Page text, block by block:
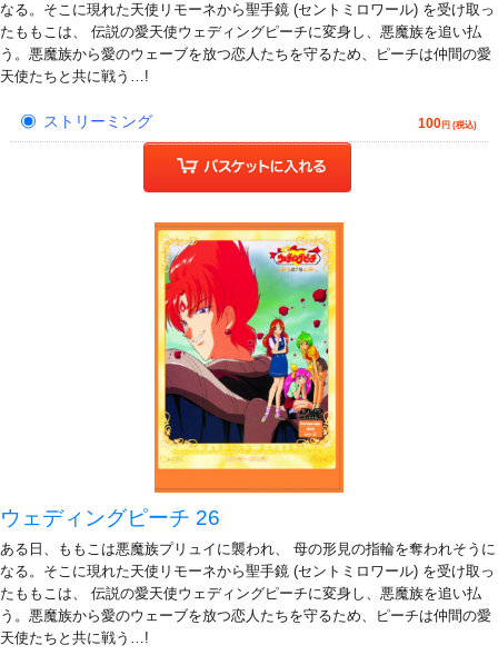
なる。そこに現れた天使リモーネから聖手鏡 (セントミロワール) を受け取っ
たももこは、 伝説の愛天使ウェディングピーチに変身し、悪魔族を追い払
う。悪魔族から愛のウェーブを放つ恋人たちを守るため、ピーチは仲間の愛
天使たちと共に戦う…!
ストリーミング 100円 (税込)
ウェディングピーチ 26
ある日、ももこは悪魔族プリュイに襲われ、 母の形見の指輪を奪われそうに
なる。そこに現れた天使リモーネから聖手鏡 (セントミロワール) を受け取っ
たももこは、 伝説の愛天使ウェディングピーチに変身し、悪魔族を追い払
う。悪魔族から愛のウェーブを放つ恋人たちを守るため、ピーチは仲間の愛
天使たちと共に戦う…!